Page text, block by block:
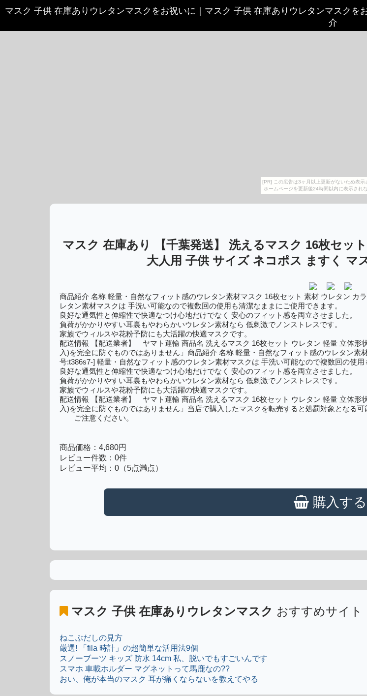
[PR] この広告は3ヶ月以上更新がないため表示
ホームページを更新後24時間以内に表示され
マスク 子供 在庫ありウレタンマスクをお祝いに
マスク 子供 在庫ありウレタンマスクを
介
マスク 在庫あり 【千葉発送】 洗えるマスク 16枚セッ
大人用 子供 サイズ ネコポス ますく マ
商品紹介 名称 軽量・自然なフィット感のウレタン素材マスク 16枚セット 素材 ウレタン カ
レタン素材マスクは 手洗い可能なので複数回の使用も清潔なままにご使用できます。
良好な通気性と伸縮性で快適なつけ心地だけでなく 安心のフィット感を両立させました。
負荷がかかりやすい耳裏もやわらかいウレタン素材なら 低刺激でノンストレスです。
家族でウィルスや花粉予防にも大活躍の快適マスクです。
配送情報 【配送業者】 ヤマト運輸 商品名 洗えるマスク 16枚セット ウレタン 軽量 立体
入)を完全に防ぐものではありません」商品紹介 名称 軽量・自然なフィット感のウレタン
号:t386s7-] 軽量・自然なフィット感のウレタン素材マスクは 手洗い可能なので複数回の使用
良好な通気性と伸縮性で快適なつけ心地だけでなく 安心のフィット感を両立させました。
負荷がかかりやすい耳裏もやわらかいウレタン素材なら 低刺激でノンストレスです。
家族でウィルスや花粉予防にも大活躍の快適マスクです。
配送情報 【配送業者】 ヤマト運輸 商品名 洗えるマスク 16枚セット ウレタン 軽量 立体
入)を完全に防ぐものではありません」当店で購入したマスクを転売すると処罰対象となる可
ご注意ください。
商品価格：4,680円
レビュー件数：0件
レビュー平均：0（5点満点）
購入する
マスク 子供 在庫ありウレタンマスク おすすめサイト
ねこぶだしの見方
厳選! 「fila 時計」の超簡単な活用法9個
スノーブーツ キッズ 防水 14cm 私、脱いでもすごいんです
スマホ 車載ホルダー マグネットって馬鹿なの??
おい、俺が本当のマスク 耳が痛くならないを教えてやる